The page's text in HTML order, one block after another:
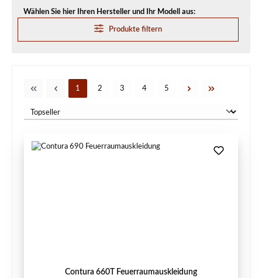
Wählen Sie hier Ihren Hersteller und Ihr Modell aus:
Produkte filtern
Seite
1 Seite
2 Seite
3 Seite
4 Seite
5
Contura 660T Feuerraumauskleidung